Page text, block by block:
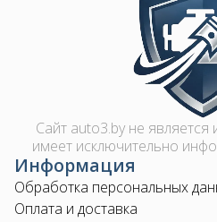
Сайт auto3.by не является
имеет исключительно
Информация
Обработка персональных
Оплата и доставка